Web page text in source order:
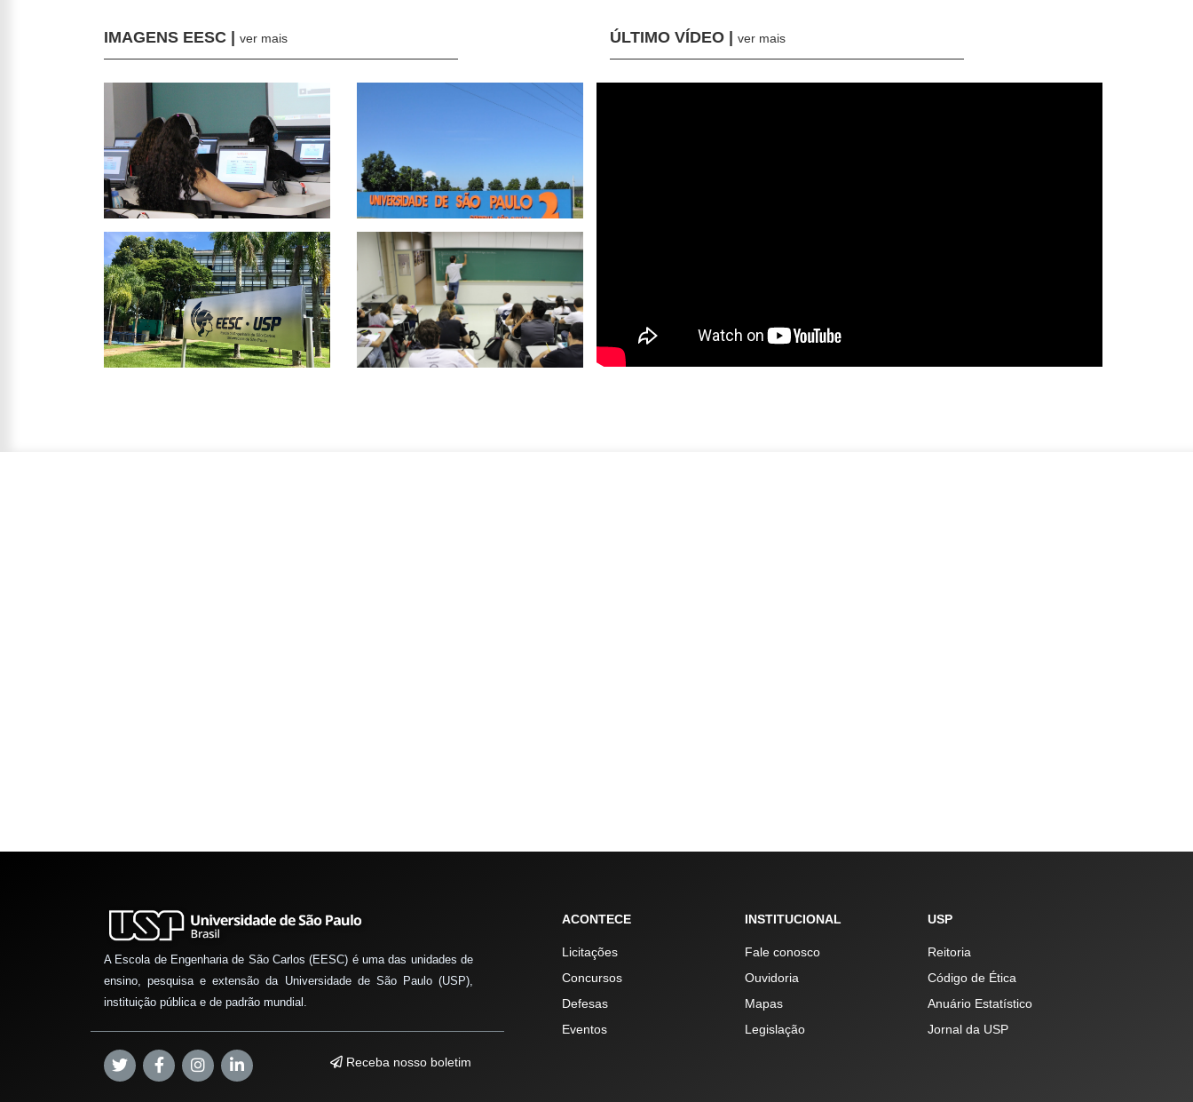
IMAGENS EESC | ver mais ÚLTIMO VÍDEO | ver mais
A Escola de Engenharia de São Carlos (EESC) é uma das unidades de
ensino, pesquisa e extensão da Universidade de São Paulo (USP),
instituição pública e de padrão mundial.
Receba nosso boletim
ACONTECE
Licitações
Concursos
Defesas
Eventos
INSTITUCIONAL
Fale conosco
Ouvidoria
Mapas
Legislação
USP
Reitoria
Código de Ética
Anuário Estatístico
Jornal da USP